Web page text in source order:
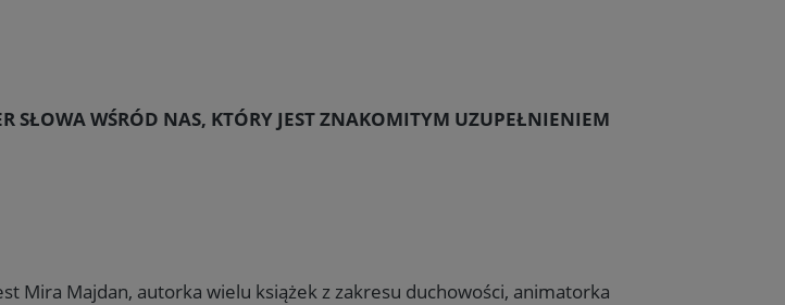
SŁOWA WŚRÓD NAS, KTÓRY JEST ZNAKOMITYM UZUPEŁNIENIEM
Mira Majdan, autorka wielu książek z zakresu duchowości, animatorka